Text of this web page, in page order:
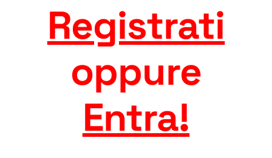
Registrati
oppure
Entra!